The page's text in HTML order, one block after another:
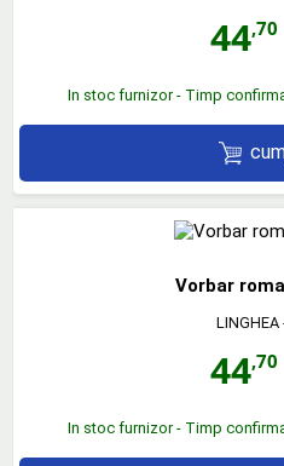
44,70
In stoc furnizor - Timp
Vorbar
LINGHEA
44,70
In stoc furnizor - Timp